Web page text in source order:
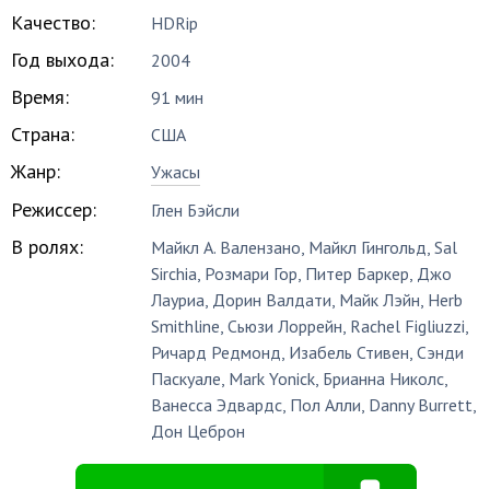
Качество: HDRip
Год выхода: 2004
Время: 91 мин
Страна: США
Жанр: Ужасы
Режиссер: Глен Бэйсли
В ролях: Майкл А. Валензано, Майкл Гингольд,Sal
Sirchia, Розмари Гор, Питер Баркер, Джо
Лауриа, Дорин Валдати, Майк Лэйн, Herb
Smithline,Сьюзи Лоррейн, Rachel Figliuzzi,
Ричард Редмонд, Изабель Стивен,Сэнди
Паскуале, Mark Yonick, Брианна Николс,
Ванесса Эдвардс, Пол Алли, Danny Burrett,
Дон Цеброн